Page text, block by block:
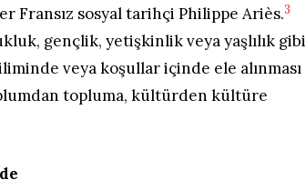
Fransız sosyal tarihçi Philippe Ariès.3
gençlik, yetişkinlik veya yaşlılık gibi
veya koşullar içinde ele alınması
topluma, kültürden kültüre